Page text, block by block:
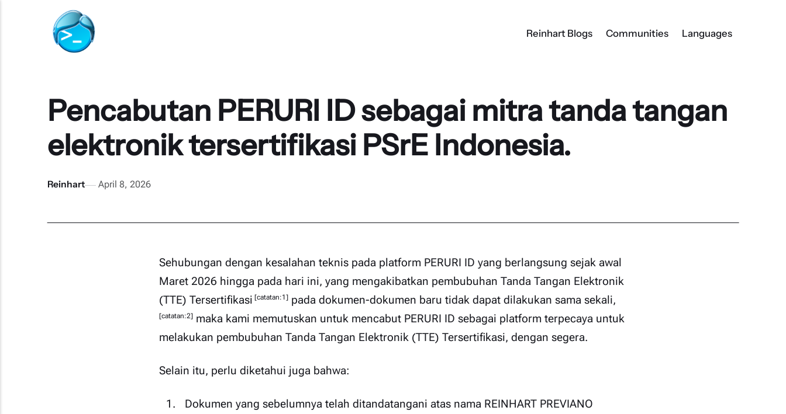
Reinhart Blogs Communities Languages
Pencabutan PERURI ID sebagai mitra tanda tangan
elektronik tersertifikasi PSrE Indonesia.
Reinhart April 8, 2026
Sehubungan dengan kesalahan teknis pada platform PERURI ID yang berlangsung sejak awal
Maret 2026 hingga pada hari ini, yang mengakibatkan pembubuhan Tanda Tangan Elektronik
(TTE) Tersertifikasi [catatan:1]pada dokumen-dokumen baru tidak dapat dilakukan sama sekali,
[catatan:2]maka kami memutuskan untuk mencabut PERURI ID sebagai platform terpecaya untuk
melakukan pembubuhan Tanda Tangan Elektronik (TTE) Tersertifikasi, dengan segera.
Selain itu, perlu diketahui juga bahwa:
Dokumen yang sebelumnya telah ditandatangani atas nama REINHART PREVIANO